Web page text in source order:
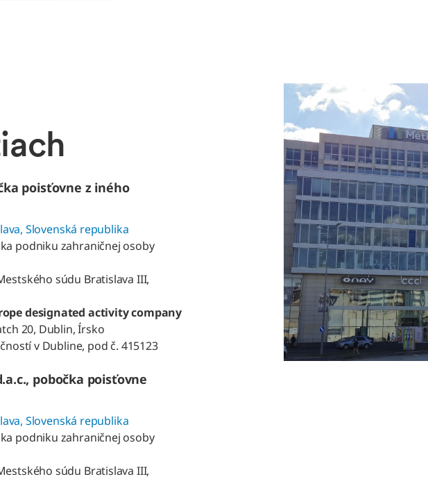
poisťovne z iného
Slovenská republika
podniku zahraničnej osoby
súdu Bratislava III,
designated activity company
20, Dublin, Írsko
v Dubline, pod č. 415123
pobočka poisťovne
Slovenská republika
podniku zahraničnej osoby
súdu Bratislava III,